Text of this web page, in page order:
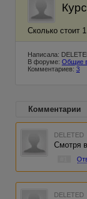
Курс
Сколько стоит
Написала:
В форуме: Общие
Комментариев: 3
Комментарии
DELETED
Смотря
DELETED